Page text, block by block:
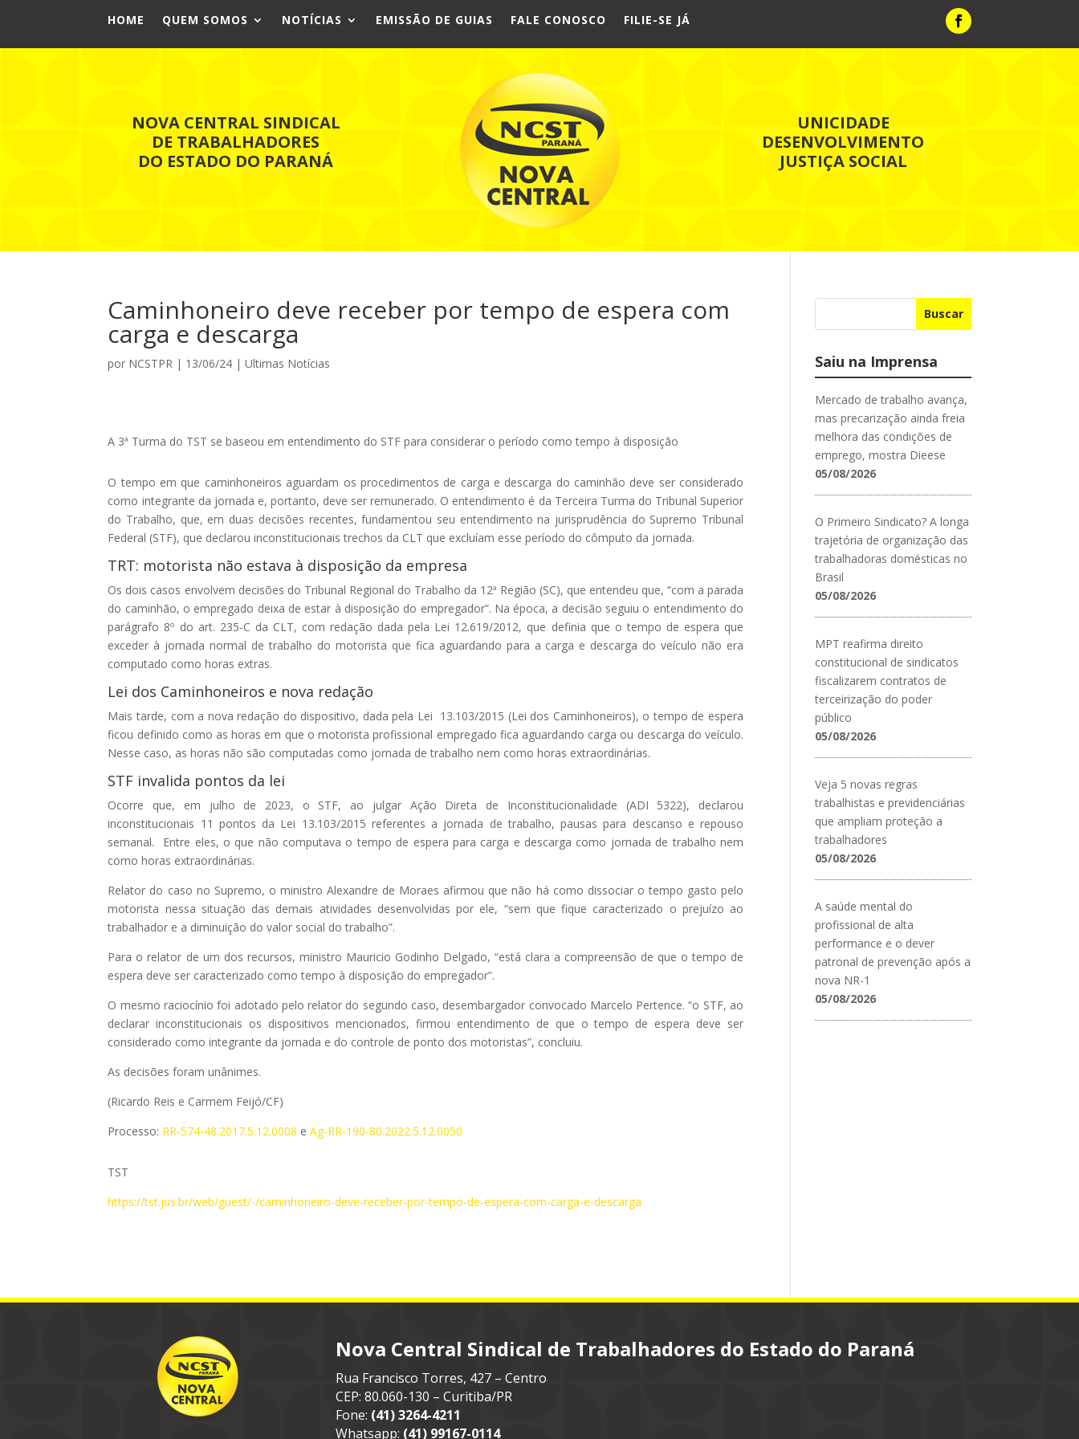
HOME QUEM SOMOS NOTÍCIAS EMISSÃO DE GUIAS FALE CONOSCO FILIE-SE JÁ
NOVA CENTRAL SINDICAL
DE TRABALHADORES
DO ESTADO DO PARANÁ
UNICIDADE
DESENVOLVIMENTO
JUSTIÇA SOCIAL
Caminhoneiro deve receber por tempo de espera com
carga e descarga
por NCSTPR | 13/06/24 |Ultimas Notícias
A 3ª Turma do TST se baseou em entendimento do STF para considerar o período como tempo à disposição
O tempo em que caminhoneiros aguardam os procedimentos de carga e descarga do caminhão deve ser considerado
como integrante da jornada e, portanto, deve ser remunerado. O entendimento é da Terceira Turma do Tribunal Superior
do Trabalho, que, em duas decisões recentes, fundamentou seu entendimento na jurisprudência do Supremo Tribunal
Federal (STF), que declarou inconstitucionais trechos da CLT que excluíam esse período do cômputo da jornada.
TRT: motorista não estava à disposição da empresa
Os dois casos envolvem decisões do Tribunal Regional do Trabalho da 12ª Região (SC), que entendeu que, “com a parada
do caminhão, o empregado deixa de estar à disposição do empregador”. Na época, a decisão seguiu o entendimento do
parágrafo 8º do art. 235-C da CLT, com redação dada pela Lei 12.619/2012, que definia que o tempo de espera que
exceder à jornada normal de trabalho do motorista que fica aguardando para a carga e descarga do veículo não era
computado como horas extras.
Lei dos Caminhoneiros e nova redação
Mais tarde, com a nova redação do dispositivo, dada pela Lei 13.103/2015 (Lei dos Caminhoneiros), o tempo de espera
ficou definido como as horas em que o motorista profissional empregado fica aguardando carga ou descarga do veículo.
Nesse caso, as horas não são computadas como jornada de trabalho nem como horas extraordinárias.
STF invalida pontos da lei
Ocorre que, em julho de 2023, o STF, ao julgar Ação Direta de Inconstitucionalidade (ADI 5322), declarou
inconstitucionais 11 pontos da Lei 13.103/2015 referentes a jornada de trabalho, pausas para descanso e repouso
semanal. Entre eles, o que não computava o tempo de espera para carga e descarga como jornada de trabalho nem
como horas extraordinárias.
Relator do caso no Supremo, o ministro Alexandre de Moraes afirmou que não há como dissociar o tempo gasto pelo
motorista nessa situação das demais atividades desenvolvidas por ele, “sem que fique caracterizado o prejuízo ao
trabalhador e a diminuição do valor social do trabalho”.
Para o relator de um dos recursos, ministro Mauricio Godinho Delgado, “está clara a compreensão de que o tempo de
espera deve ser caracterizado como tempo à disposição do empregador”.
O mesmo raciocínio foi adotado pelo relator do segundo caso, desembargador convocado Marcelo Pertence. “o STF, ao
declarar inconstitucionais os dispositivos mencionados, firmou entendimento de que o tempo de espera deve ser
considerado como integrante da jornada e do controle de ponto dos motoristas”, concluiu.
As decisões foram unânimes.
(Ricardo Reis e Carmem Feijó/CF)
Processo: RR-574-48.2017.5.12.0008 eAg-RR-190-80.2022.5.12.0050
TST
https://tst.jus.br/web/guest/-/caminhoneiro-deve-receber-por-tempo-de-espera-com-carga-e-descarga
Buscar
Saiu na Imprensa
Mercado de trabalho avança,
mas precarização ainda freia
melhora das condições de
emprego, mostra Dieese
05/08/2026
O Primeiro Sindicato? A longa
trajetória de organização das
trabalhadoras domésticas no
Brasil
05/08/2026
MPT reafirma direito
constitucional de sindicatos
fiscalizarem contratos de
terceirização do poder
público
05/08/2026
Veja 5 novas regras
trabalhistas e previdenciárias
que ampliam proteção a
trabalhadores
05/08/2026
A saúde mental do
profissional de alta
performance e o dever
patronal de prevenção após a
nova NR-1
05/08/2026
Nova Central Sindical de Trabalhadores do Estado do Paraná
Rua Francisco Torres, 427 – Centro
CEP: 80.060-130 – Curitiba/PR
Fone: (41) 3264-4211
Whatsapp: (41) 99167-0114